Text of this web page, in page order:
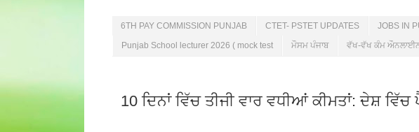
6TH PAY COMMISSION PUNJAB CTET- PSTET UPDATES JOBS IN
Punjab School lecturer 2026 ( mock test ਮੌਸਮ ਪੰਜਾਬ ਵੱਖ-ਵੱਖ ਕੰਮ
10 ਦਿਨਾਂ ਵਿੱਚ ਤੀਜੀ ਵਾਰ ਵਧੀਆਂ ਕੀਮਤਾਂ: ਦੇਸ਼